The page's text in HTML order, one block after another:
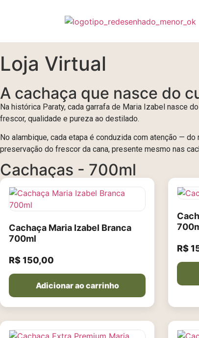
Loja Virtual
A cachaça que nasce do
Na histórica Paraty, cada garrafa de Maria Izabel nasce
frescor, qualidade e pureza ao destilado.
No alambique, cada etapa é conduzida com atenção —
preservação do frescor da cana, presente mesmo nas
Cachaças - 700ml
Cachaça Maria Izabel Branca
700ml
R$150,00
Adicionar ao carrinho
R$